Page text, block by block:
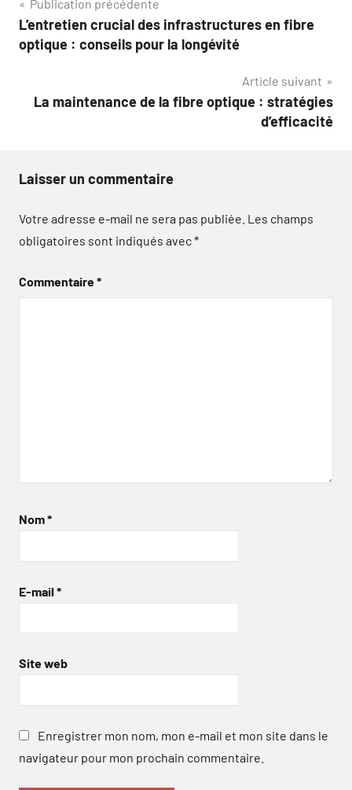
Navigation
de
Publication précédente
L’entretien crucial des infrastructures en fibre
optique : conseils pour la longévité
Article suivant
La maintenance de la fibre optique : stratégies
d’efficacité
Laisser un commentaire
Votre adresse e-mail ne sera pas publiée. Les champs
obligatoires sont indiqués avec*
Commentaire*
Nom*
E-mail *
Site web
Enregistrer mon nom, mon e-mail et mon site dans le
navigateur pour mon prochain commentaire.